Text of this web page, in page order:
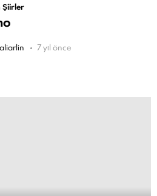
Şiirler
aliarlin 7 yıl önce